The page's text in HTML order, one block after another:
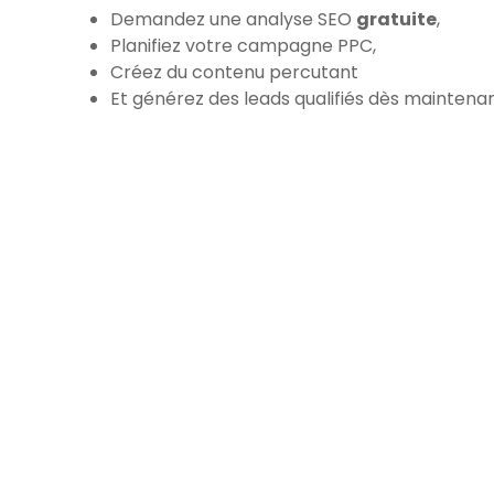
Demandez une analyse SEO gratuite,
Planifiez votre campagne PPC,
Créez du contenu percutant
Et générez des leads qualifiés dès